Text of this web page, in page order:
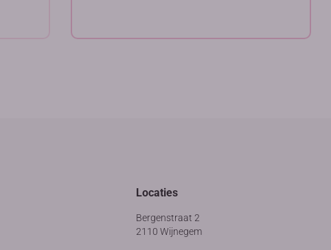
Locaties
Bergenstraat 2
2110 Wijnegem